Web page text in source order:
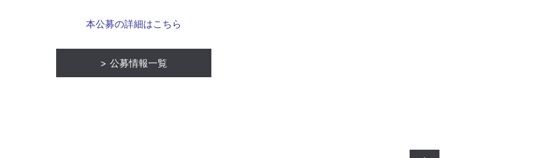
本公募の詳細はこちら
公募情報一覧